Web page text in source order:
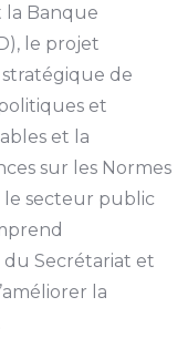
la Banque
le projet
de
et
et la
sur les Normes
secteur public
du Secrétariat et
la